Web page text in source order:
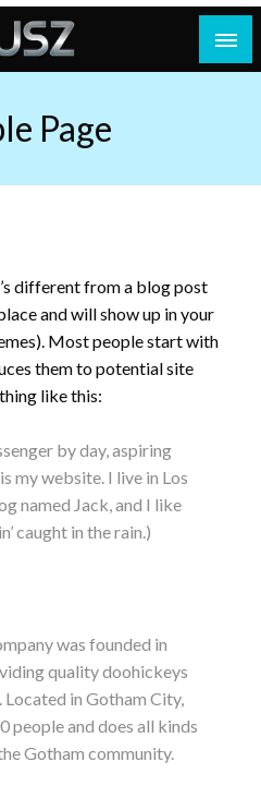
Page
different from a blog post
and will show up in your
Most people start with
them to potential site
like this:
by day, aspiring
my website. I live in Los
named Jack, and I like
caught in the rain.)
was founded in
quality doohickeys
in Gotham City,
people and does all kinds
Gotham community.